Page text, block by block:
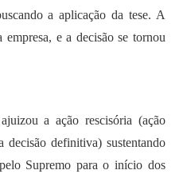
a aplicação da tese. A
e a decisão se tornou
a ação rescisória (ação
decisão definitiva) sustentando
Supremo para o início dos